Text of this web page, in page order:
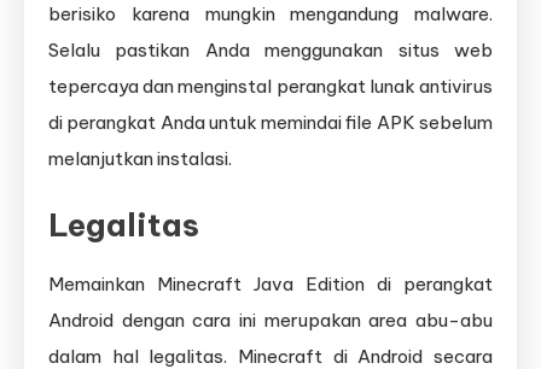
berisiko karena mungkin mengandung malware.
Selalu pastikan Anda menggunakan situs web
tepercaya dan menginstal perangkat lunak antivirus
di perangkat Anda untuk memindai file APK sebelum
melanjutkan instalasi.
Legalitas
Memainkan Minecraft Java Edition di perangkat
Android dengan cara ini merupakan area abu-abu
dalam hal legalitas. Minecraft di Android secara